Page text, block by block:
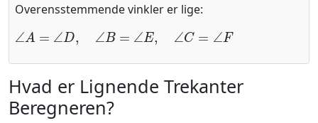
Overensstemmende vinkler er lige:
∠ A D,∠ ∠E =∠
Hvad er Lignende Trekanter
Beregneren?